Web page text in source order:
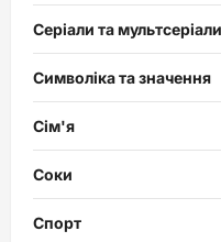
Серіали та мультсеріали
Символіка та значення
Сім'я
Соки
Спорт